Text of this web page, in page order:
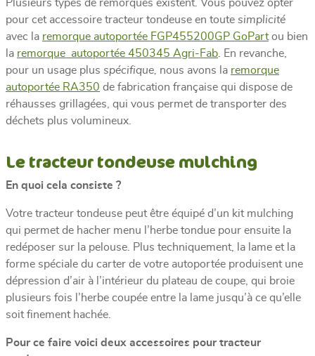
Plusieurs types de remorques existent. Vous pouvez opter
pour cet accessoire tracteur tondeuse en toute simplicité
avec la remorque autoportée FGP455200GP GoPartou bien
la remorque autoportée 450345 Agri-Fab . En revanche,
pour un usage plus spécifique, nous avons la remorque
autoportée RA350 de fabrication française qui dispose de
réhausses grillagées, qui vous permet de transporter des
déchets plus volumineux.
Le tracteur tondeuse mulching
En quoi cela consiste ?
Votre tracteur tondeuse peut être équipé d’un kit mulching
qui permet de hacher menu l’herbe tondue pour ensuite la
redéposer sur la pelouse. Plus techniquement, la lame et la
forme spéciale du carter de votre autoportée produisent une
dépression d’air à l’intérieur du plateau de coupe, qui broie
plusieurs fois l’herbe coupée entre la lame jusqu’à ce qu’elle
soit finement hachée.
Pour ce faire voici deux accessoires pour tracteur